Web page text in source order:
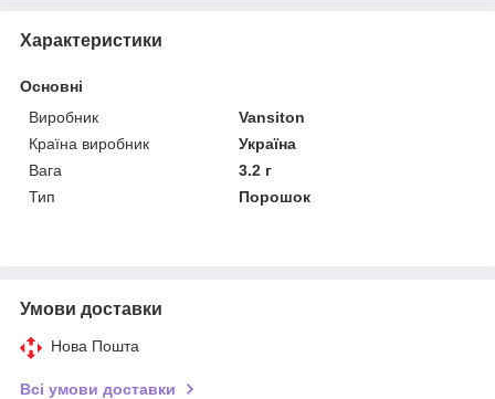
Характеристики
Основні
Виробник
Vansiton
Країна виробник
Україна
Вага
3.2 г
Тип
Порошок
Умови доставки
Нова Пошта
Всі умови доставки